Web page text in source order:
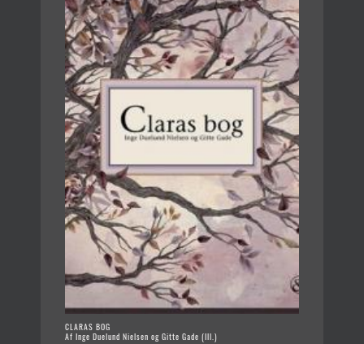
CLARAS BOG
Af Inge Duelund Nielsen og Gitte Gade (Ill.)